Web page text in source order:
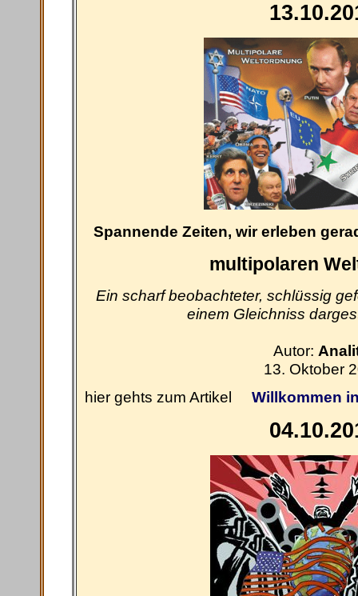
Spannende Zeiten, wir erleben
multipolaren
Ein scharf beobachteter, schlüssig
einem Gleichniss
Autor:
13. Oktober
hier gehts zum Artikel Willkommen